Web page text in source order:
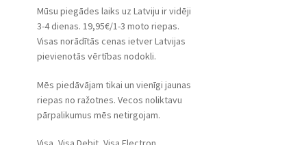
Mūsu piegādes laiks uz Latviju ir vidēji
3-4 dienas. 19,95€/1-3 moto riepas.
Visas norādītās cenas ietver Latvijas
pievienotās vērtības nodokli.
Mēs piedāvājam tikai un vienīgi jaunas
riepas no ražotnes. Vecos noliktavu
pārpalikumus mēs netirgojam.